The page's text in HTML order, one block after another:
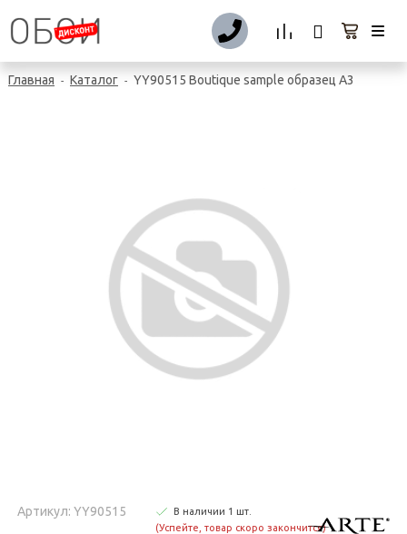
Главная - Каталог - YY90515 Boutique sample образец А3
Артикул: YY90515 В наличии 1 шт
(Успейте, товар скоро закончится)